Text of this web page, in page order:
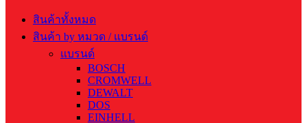
สินค้าทั้งหมด
สินค้า by หมวด / แบรนด์
แบรนด์
BOSCH
CROMWELL
DEWALT
DOS
EINHELL